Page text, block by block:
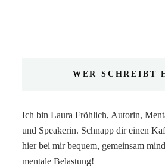
WER SCHREIBT
Ich bin Laura Fröhlich, Autorin,
und Speakerin. Schnapp dir einen
hier bei mir bequem, gemeinsam
mentale Belastung!